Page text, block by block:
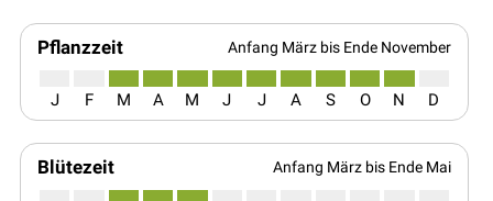
Pflanzzeit Anfang März bis Ende November
J F M A M J J A S O N D
Blütezeit Anfang März bis Ende Mai